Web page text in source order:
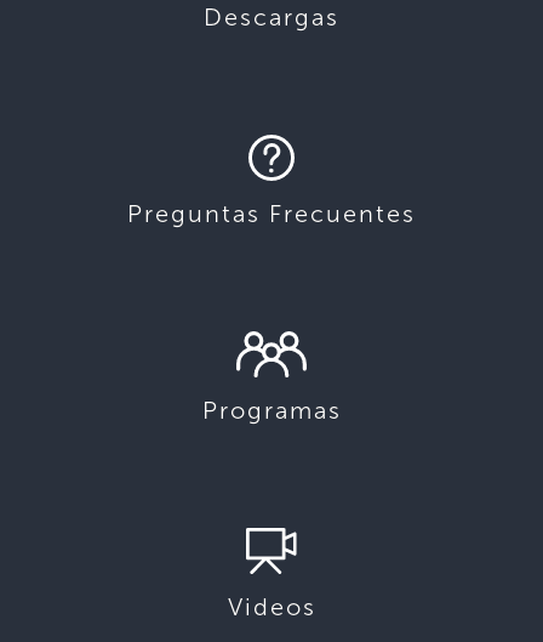
Descargas
Preguntas Frecuentes
Programas
Videos